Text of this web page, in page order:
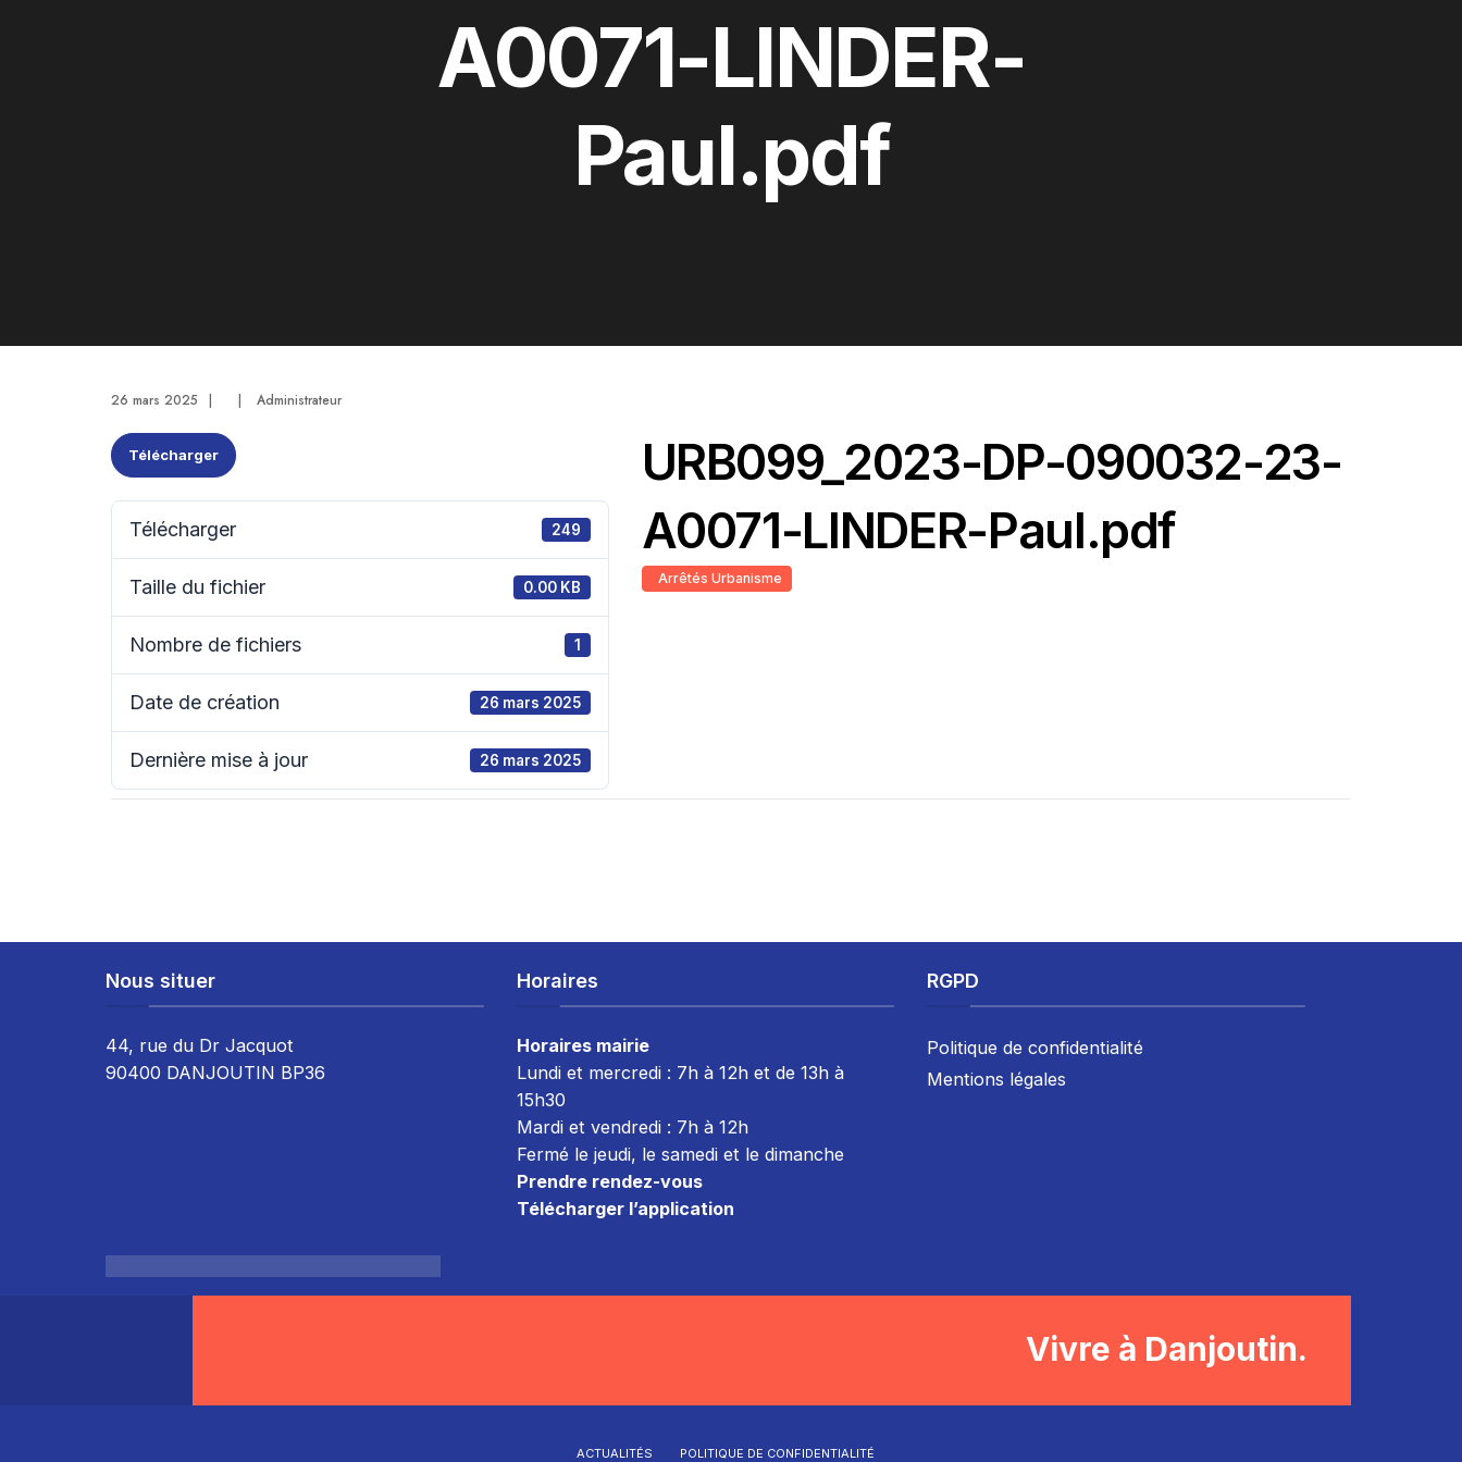
A0071-LINDER-
Paul.pdf
26 mars 2025 | | Administrateur
Télécharger
Télécharger 249
Taille du fichier 0.00 KB
Nombre de fichiers 1
Date de création 26 mars 2025
Dernière mise à jour 26 mars 2025
URB099_2023-DP-090032-23-
A0071-LINDER-Paul.pdf
Arrêtés Urbanisme
Nous situer
44, rue du Dr Jacquot
90400 DANJOUTIN BP36
Horaires
Horaires mairie
Lundi et mercredi : 7h à 12h et de 13h à
15h30
Mardi et vendredi : 7h à 12h
Fermé le jeudi, le samedi et le dimanche
Prendre rendez-vous
Télécharger l’application
RGPD
Politique de confidentialité
Mentions légales
Vivre à Danjoutin.
ACTUALITÉS POLITIQUE DE CONFIDENTIALITÉ